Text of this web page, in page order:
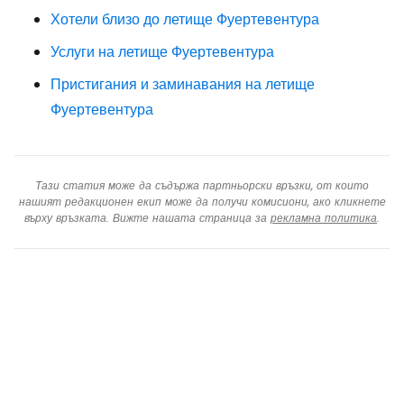
Хотели близо до летище Фуертевентура
Услуги на летище Фуертевентура
Пристигания и заминавания на летище
Фуертевентура
Тази статия може да съдържа партньорски връзки, от които
нашият редакционен екип може да получи комисиони, ако кликнете
върху връзката. Вижте нашата страница за рекламна политика.